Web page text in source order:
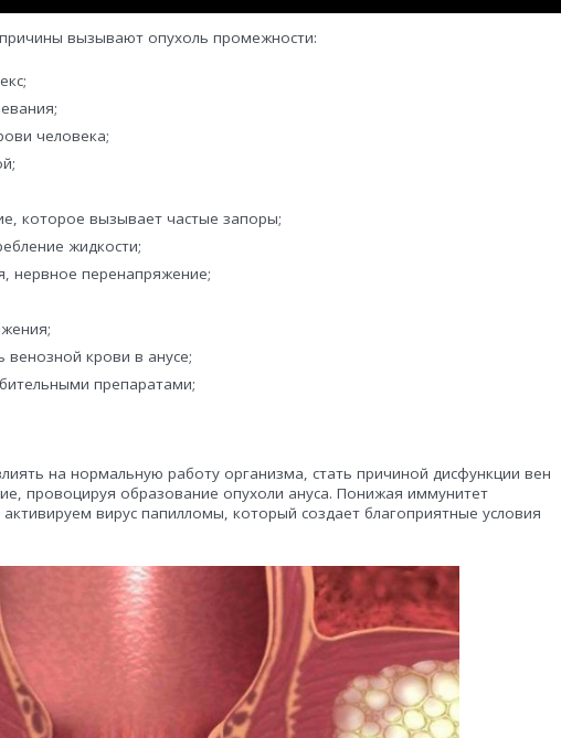
вызывают опухоль промежности:
человека;
которое вызывает частые запоры;
жидкости;
нервное перенапряжение;
венозной крови в анусе;
препаратами;
на нормальную работу организма, стать причиной дисфункции вен
провоцируя образование опухоли ануса. Понижая иммунитет
вирус папилломы, который создает благоприятные условия